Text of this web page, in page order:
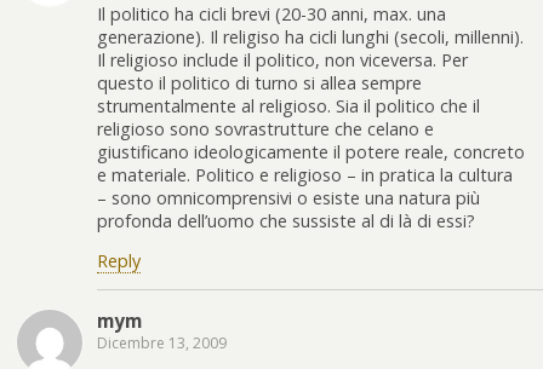
Il politico ha cicli brevi (20-30 anni, max. una
generazione). Il religiso ha cicli lunghi (secoli, millenni).
Il religioso include il politico, non viceversa. Per
questo il politico di turno si allea sempre
strumentalmente al religioso. Sia il politico che il
religioso sono sovrastrutture che celano e
giustificano ideologicamente il potere reale, concreto
e materiale. Politico e religioso – in pratica la cultura
– sono omnicomprensivi o esiste una natura più
profonda dell’uomo che sussiste al di là di essi?
Reply
mym
Dicembre 13, 2009